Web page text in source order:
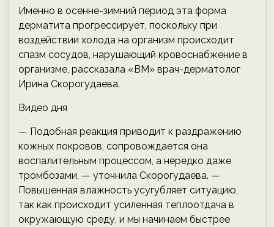
Именно в осенне-зимний период эта форма
дерматита прогрессирует, поскольку при
воздействии холода на организм происходит
спазм сосудов, нарушающий кровоснабжение в
организме, рассказала «ВМ» врач-дерматолог
Ирина Скорогудаева.
Видео дня
— Подобная реакция приводит к раздражению
кожных покровов, сопровождается она
воспалительным процессом, а нередко даже
тромбозами, — уточнила Скорогудаева. —
Повышенная влажность усугубляет ситуацию,
так как происходит усиленная теплоотдача в
окружающую среду, и мы начинаем быстрее